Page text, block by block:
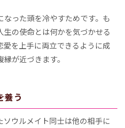
った頭を冷やすためです。も
の使命とは何かを気づかせる
を上手に両立できるように成
が近づきます。
養う
ウルメイト同士は他の相手に